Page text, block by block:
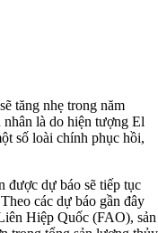
tăng nhẹ trong năm
là do hiện tượng El
số loài chính phục hồi,
được dự báo sẽ tiếp tục
các dự báo gần đây
Hiệp Quốc (FAO), sản